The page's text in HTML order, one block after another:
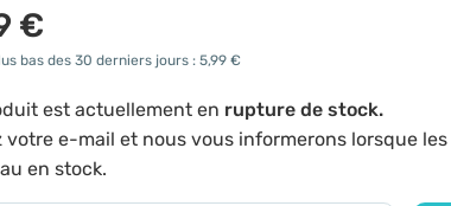
€
bas des 30 derniers jours : 5,99 €
est actuellement en rupture de stock.
votre e-mail et nous vous informerons lorsque
en stock.